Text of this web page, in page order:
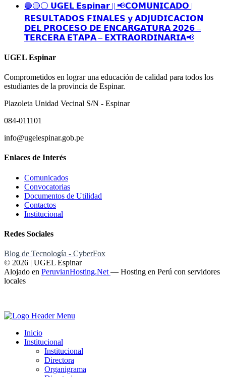
🔵🔴⚪️ 𝗨𝗚𝗘𝗟 𝗘𝘀𝗽𝗶𝗻𝗮𝗿 || 📢𝗖𝗢𝗠𝗨𝗡𝗜𝗖𝗔𝗗𝗢 |
𝗥𝗘𝗦𝗨𝗟𝗧𝗔𝗗𝗢𝗦 𝗙𝗜𝗡𝗔𝗟𝗘𝗦 𝘆 𝗔𝗗𝗝𝗨𝗗𝗜𝗖𝗔𝗖𝗜𝗢𝗡
𝗗𝗘𝗟 𝗣𝗥𝗢𝗖𝗘𝗦𝗢 𝗗𝗘 𝗘𝗡𝗖𝗔𝗥𝗚𝗔𝗧𝗨𝗥𝗔 𝟮𝟬𝟮𝟲 –
𝗧𝗘𝗥𝗖𝗘𝗥𝗔 𝗘𝗧𝗔𝗣𝗔 – 𝗘𝗫𝗧𝗥𝗔𝗢𝗥𝗗𝗜𝗡𝗔𝗥𝗜𝗔📢
UGEL Espinar
Comprometidos en lograr una educación de calidad para todos los
estudiantes de la provincia de Espinar.
Plazoleta Unidad Vecinal S/N - Espinar
084-011101
info@ugelespinar.gob.pe
Enlaces de Interés
Comunicados
Convocatorias
Documentos de Utilidad
Contactos
Institucional
Redes Sociales
Blog de Tecnología - CyberFox
© 2026 | UGEL Espinar
Alojado en PeruvianHosting.Net — Hosting en Perú con servidores
locales
Inicio
Institucional
Institucional
Directora
Organigrama